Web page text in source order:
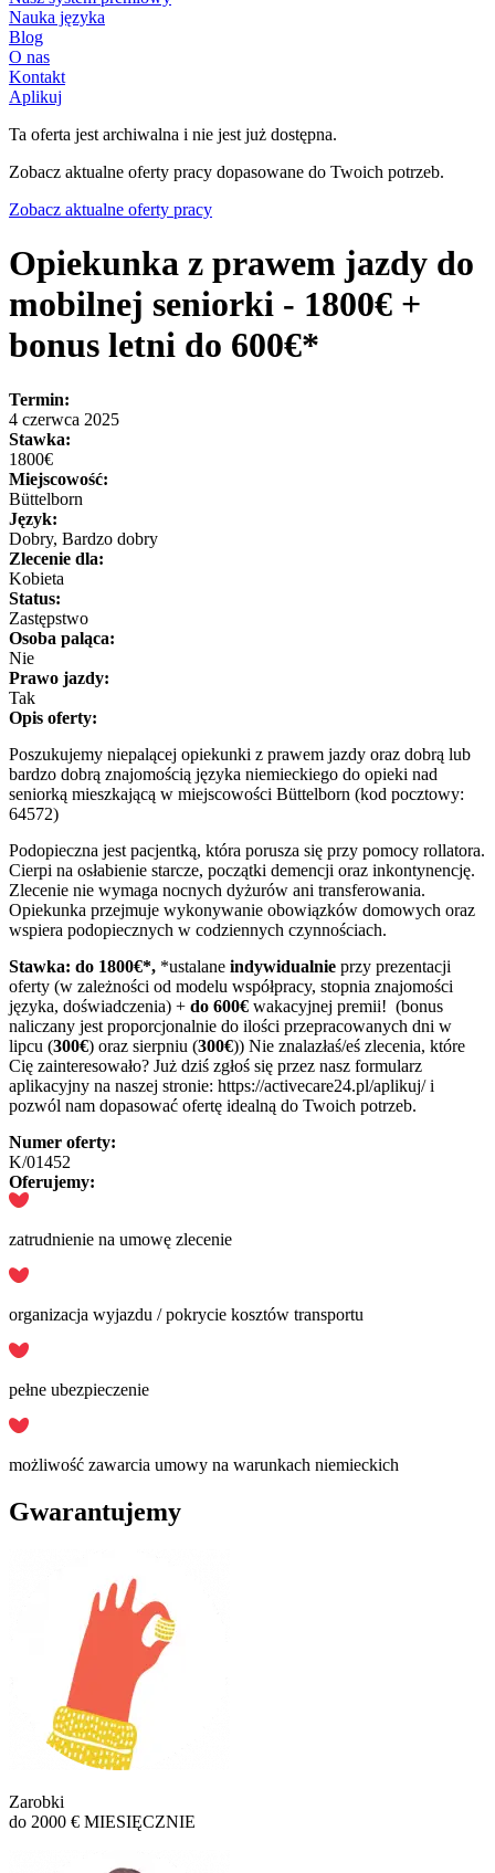
Nauka języka
Blog
O nas
Kontakt
Aplikuj
Ta oferta jest archiwalna i nie jest już dostępna.
Zobacz aktualne oferty pracy dopasowane do Twoich potrzeb.
Zobacz aktualne oferty pracy
Opiekunka z prawem jazdy do
mobilnej seniorki - 1800€ +
bonus letni do 600€*
Termin:
4 czerwca 2025
Stawka:
1800€
Miejscowość:
Büttelborn
Język:
Dobry, Bardzo dobry
Zlecenie dla:
Kobieta
Status:
Zastępstwo
Osoba paląca:
Nie
Prawo jazdy:
Tak
Opis oferty:
Poszukujemy niepalącej opiekunki z prawem jazdy oraz dobrą lub
bardzo dobrą znajomością języka niemieckiego do opieki nad
seniorką mieszkającą w miejscowości Büttelborn (kod pocztowy:
64572)
Podopieczna jest pacjentką, która porusza się przy pomocy rollatora.
Cierpi na osłabienie starcze, początki demencji oraz inkontynencję.
Zlecenie nie wymaga nocnych dyżurów ani transferowania.
Opiekunka przejmuje wykonywanie obowiązków domowych oraz
wspiera podopiecznych w codziennych czynnościach.
Stawka: do 1800€*, *ustalane indywidualnie przy prezentacji
oferty (w zależności od modelu współpracy, stopnia znajomości
języka, doświadczenia) + do 600€ wakacyjnej premii! (bonus
naliczany jest proporcjonalnie do ilości przepracowanych dni w
lipcu (300€) oraz sierpniu (300€)) Nie znalazłaś/eś zlecenia, które
Cię zainteresowało? Już dziś zgłoś się przez nasz formularz
aplikacyjny na naszej stronie: https://activecare24.pl/aplikuj/ i
pozwól nam dopasować ofertę idealną do Twoich potrzeb.
Numer oferty:
K/01452
Oferujemy:
zatrudnienie na umowę zlecenie
organizacja wyjazdu / pokrycie kosztów transportu
pełne ubezpieczenie
możliwość zawarcia umowy na warunkach niemieckich
Gwarantujemy
Zarobki
do 2000 € MIESIĘCZNIE